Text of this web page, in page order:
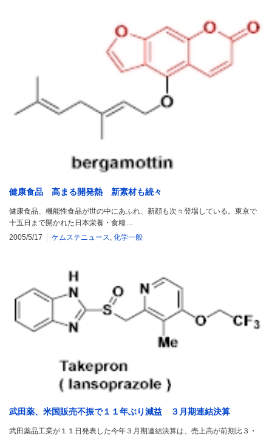
健康食品 高まる開発熱 新素材も続々
健康食品、機能性食品が世の中にあふれ、新顔も次々登場している。東京で
十五日まで開かれた日本栄養・食糧…
2005/5/17
ケムステニュース, 化学一般
武田薬、米国販売不振で１１年ぶり減益 ３月期連結決算
武田薬品工業が１１日発表した今年３月期連結決算は、売上高が前期比３・